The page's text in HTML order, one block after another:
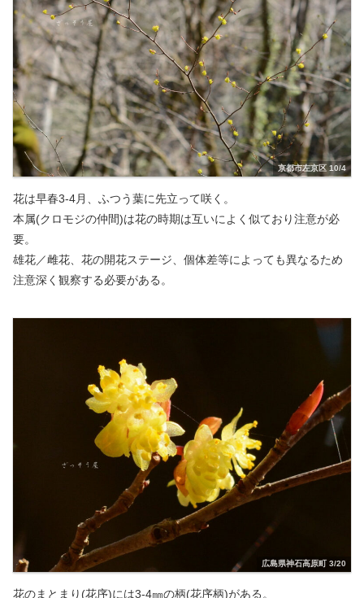
京都市左京区 10/4
花は早春3-4月、ふつう葉に先立って咲く。
本属(クロモジの仲間)は花の時期は互いによく似ており注意が必
要。
雄花／雌花、花の開花ステージ、個体差等によっても異なるため
注意深く観察する必要がある。
広島県神石高原町 3/20
花のまとまり(花序)には3-4㎜の柄(花序柄)がある。